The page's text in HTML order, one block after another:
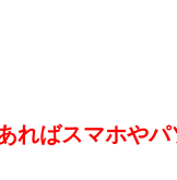
ればスマホや